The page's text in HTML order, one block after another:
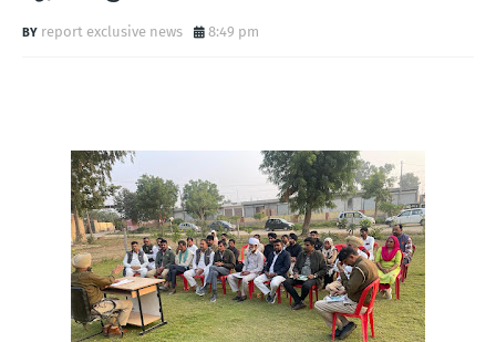
report exclusive news 8:49 pm